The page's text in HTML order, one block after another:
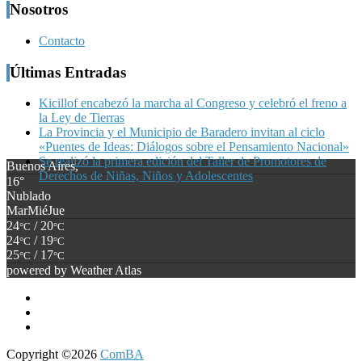
Nosotros
Contacto
Últimas Entradas
Kicillof encabezó la marcha al Congreso y celebró el freno a
la Ley de Tierras
La Provincia y el Municipio de Baradero invitan al ciclo
«Puentes de Ideas: Diálogos sobre el Pensamiento Nacional»
Se realizó la primera edición del Taller de Promotores de
Derechos de Niñas, Niños y Adolescentes
Buenos Aires,
16°
Nublado
MarMiéJue
24°C / 20°C
24°C / 19°C
25°C / 17°C
powered by Weather Atlas
Copyright ©2026 ComBA